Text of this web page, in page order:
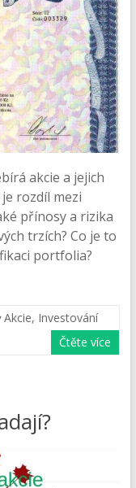
akcie a jejich
rozdíl mezi
přínosy a rizika
trzích? Co je to
portfolia?
Akcie, Investování
Čtěte více